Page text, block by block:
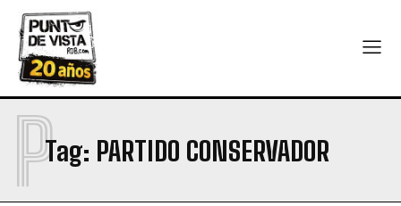
Tag: PARTIDO CONSERVADOR
P